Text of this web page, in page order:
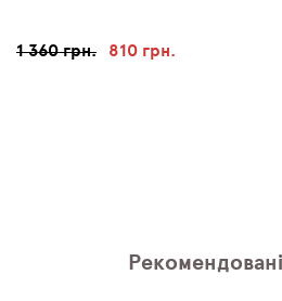
1 360 грн. 810 грн.